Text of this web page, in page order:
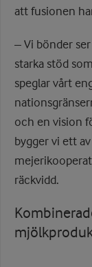
att fusionen
– Vi bönder
starka stöd
speglar vårt
och en vision
bygger vi ett
räckvidd.